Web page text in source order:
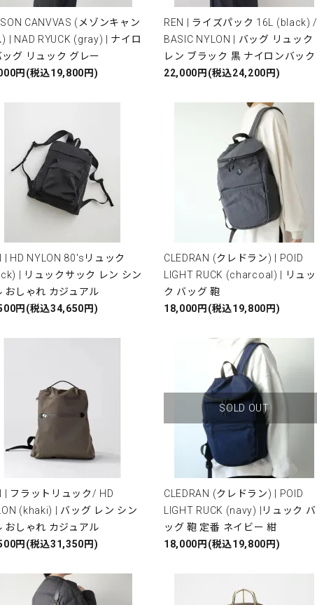
CANVVAS (メゾンキャン
) | NAD RYUCK (gray) | ナイロ
ッグ リュック グレー
円(税込19,800円)
REN | ライズパック 16L (black) /
BASIC NYLON | バッグ リュック
レン ブラック 黒 ナイロンバック
22,000円(税込24,200円)
| HD NYLON 80'sリュック
| リュックサック レン シン
おしゃれ カジュアル
円(税込34,650円)
CLEDRAN (クレドラン) | POID
LIGHT RUCK (charcoal) | リュッ
ク バッグ 鞄
18,000円(税込19,800円)
| フラットリュック/ HD
(khaki) | バッグ レン シン
おしゃれ カジュアル
円(税込31,350円)
SOLD OUT
CLEDRAN (クレドラン) | POID
LIGHT RUCK (navy) |リュック バ
ッグ 鞄 定番 ネイビー 紺
18,000円(税込19,800円)